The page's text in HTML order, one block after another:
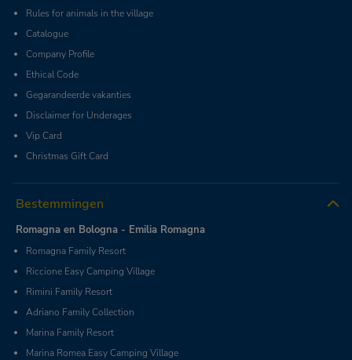
Rules for animals in the village
Catalogue
Company Profile
Ethical Code
Gegarandeerde vakanties
Disclaimer for Underages
Vip Card
Christmas Gift Card
Bestemmingen
Romagna en Bologna - Emilia Romagna
Romagna Family Resort
Riccione Easy Camping Village
Rimini Family Resort
Adriano Family Collection
Marina Family Resort
Marina Romea Easy Camping Village